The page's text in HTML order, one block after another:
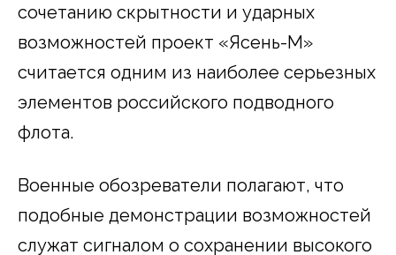
сочетанию скрытности и ударных
возможностей проект «Ясень-М»
считается одним из наиболее серьезных
элементов российского подводного
флота.
Военные обозреватели полагают, что
подобные демонстрации возможностей
служат сигналом о сохранении высокого